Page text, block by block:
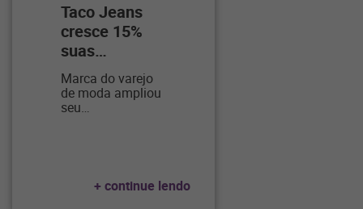
Taco Jeans
cresce 15%
suas…
Marca do varejo
de moda ampliou
seu…
+ continue lendo